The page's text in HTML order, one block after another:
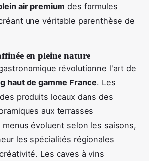
air premium des formules
une véritable parenthèse de
en pleine nature
révolutionne l'art de
haut de gamme France. Les
produits locaux dans des
aux terrasses
menus évoluent selon les saisons,
les spécialités régionales
Les caves à vins